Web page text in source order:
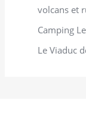
volcans et
Camping
Le Viaduc